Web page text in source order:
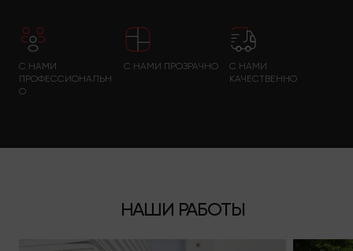
С НАМИ
ПРОФЕССИОНАЛЬН
О
С НАМИ ПРОЗРАЧНО
С НАМИ
КАЧЕСТВЕННО
НАШИ РАБОТЫ